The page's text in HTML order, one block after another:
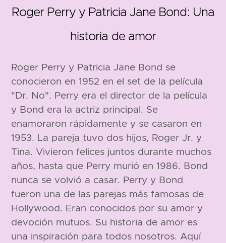
Roger Perry y Patricia Jane Bond: Una
historia de amor
Roger Perry y Patricia Jane Bond se
conocieron en 1952 en el set de la película
"Dr. No". Perry era el director de la película
y Bond era la actriz principal. Se
enamoraron rápidamente y se casaron en
1953. La pareja tuvo dos hijos, Roger Jr. y
Tina. Vivieron felices juntos durante muchos
años, hasta que Perry murió en 1986. Bond
nunca se volvió a casar. Perry y Bond
fueron una de las parejas más famosas de
Hollywood. Eran conocidos por su amor y
devoción mutuos. Su historia de amor es
una inspiración para todos nosotros. Aquí